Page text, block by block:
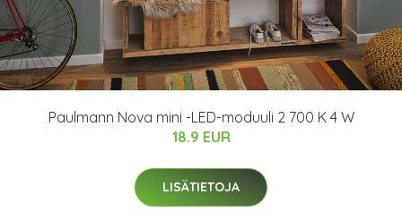
Paulmann Nova mini -LED-moduuli 2 700 K 4 W
18.9 EUR
LISÄTIETOJA